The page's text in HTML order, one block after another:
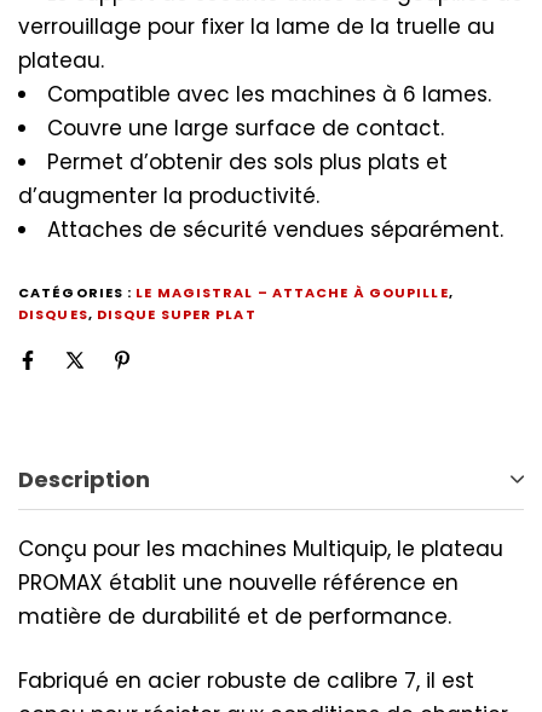
verrouillage pour fixer la lame de la truelle au
plateau.
Compatible avec les machines à 6 lames.
Couvre une large surface de contact.
Permet d’obtenir des sols plus plats et
d’augmenter la productivité.
Attaches de sécurité vendues séparément.
CATÉGORIES : LE MAGISTRAL – ATTACHE À GOUPILLE,
DISQUES, DISQUE SUPER PLAT
Description
Conçu pour les machines Multiquip, le plateau
PROMAX établit une nouvelle référence en
matière de durabilité et de performance.
Fabriqué en acier robuste de calibre 7, il est